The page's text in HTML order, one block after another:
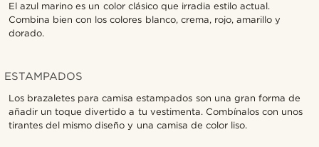
El azul marino es un color clásico que irradia estilo actual.
Combina bien con los colores blanco, crema, rojo, amarillo y
dorado.
ESTAMPADOS
Los brazaletes para camisa estampados son una gran forma de
añadir un toque divertido a tu vestimenta. Combínalos con unos
tirantes del mismo diseño y una camisa de color liso.